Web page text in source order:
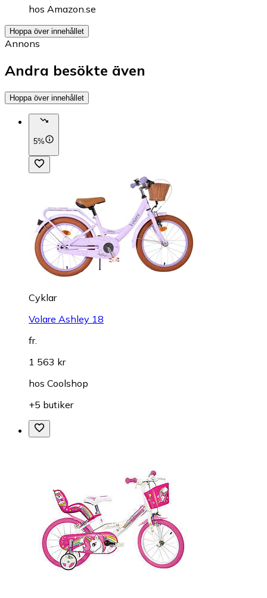
hos Amazon.se
Hoppa över innehållet
Annons
Andra besökte även
Hoppa över innehållet
5%
Cyklar
Volare Ashley 18
fr.
1 563 kr
hos Coolshop
+5 butiker